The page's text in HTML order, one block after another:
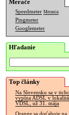
Merače
Speedmeter Merania
Pingmeter
Googlemeter
Hľadanie
Top články
Na Slovensku sa v
vypína ADSL v
VDSL, už 31. mája
Orange sa doťahuje na